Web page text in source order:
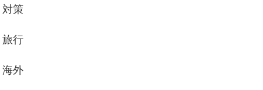
対策
旅行
海外